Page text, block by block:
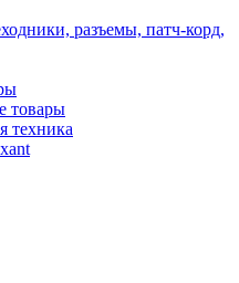
разъемы, патч-корд,
товары
техника